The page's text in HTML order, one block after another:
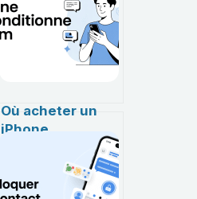
Où acheter un
iPhone
reconditionné
selon les forums
: conseils et